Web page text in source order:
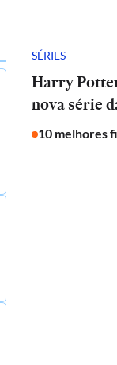
SÉRIES
Harry
nova série
10 melhores